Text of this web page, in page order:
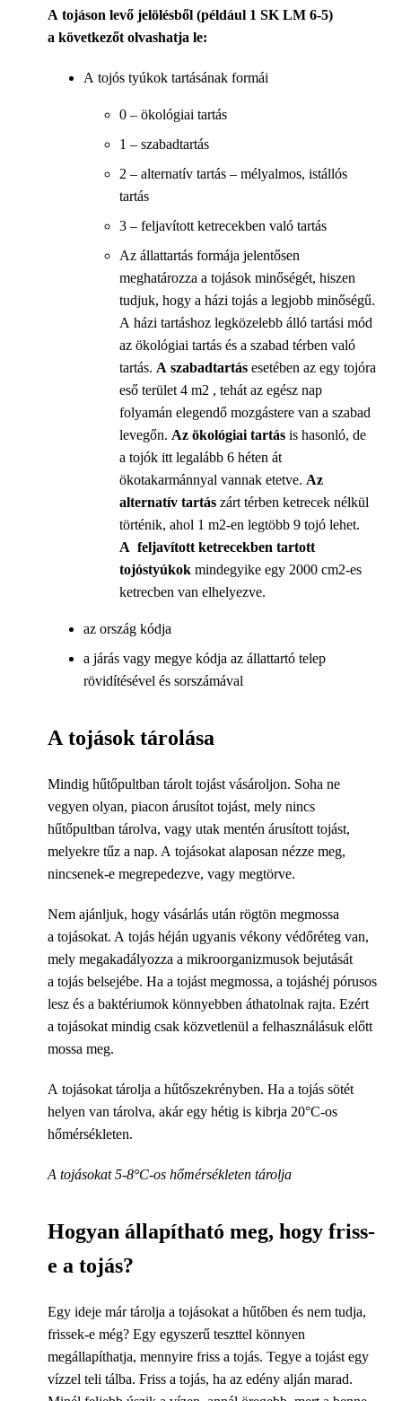
A tojáson levő jelölésből (például 1 SK LM 6-5)
a következőt olvashatja le:
A tojós tyúkok tartásának formái
0 – ökológiai tartás
1 – szabadtartás
2 – alternatív tartás – mélyalmos, istállós
tartás
3 – feljavított ketrecekben való tartás
Az állattartás formája jelentősen
meghatározza a tojások minőségét, hiszen
tudjuk, hogy a házi tojás a legjobb minőségű.
A házi tartáshoz legközelebb álló tartási mód
az ökológiai tartás és a szabad térben való
tartás. A szabadtartás esetében az egy tojóra
eső terület 4 m2 , tehát az egész nap
folyamán elegendő mozgástere van a szabad
levegőn. Az ökológiai tartás is hasonló, de
a tojók itt legalább 6 héten át
ökotakarmánnyal vannak etetve. Az
alternatív tartás zárt térben ketrecek nélkül
történik, ahol 1 m2-en legtöbb 9 tojó lehet.
A feljavított ketrecekben tartott
tojóstyúkok mindegyike egy 2000 cm2-es
ketrecben van elhelyezve.
az ország kódja
a járás vagy megye kódja az állattartó telep
rövidítésével és sorszámával
A tojások tárolása
Mindig hűtőpultban tárolt tojást vásároljon. Soha ne
vegyen olyan, piacon árusítot tojást, mely nincs
hűtőpultban tárolva, vagy utak mentén árusított tojást,
melyekre tűz a nap. A tojásokat alaposan nézze meg,
nincsenek-e megrepedezve, vagy megtörve.
Nem ajánljuk, hogy vásárlás után rögtön megmossa
a tojásokat. A tojás héján ugyanis vékony védőréteg van,
mely megakadályozza a mikroorganizmusok bejutását
a tojás belsejébe. Ha a tojást megmossa, a tojáshéj pórusos
lesz és a baktériumok könnyebben áthatolnak rajta. Ezért
a tojásokat mindig csak közvetlenül a felhasználásuk előtt
mossa meg.
A tojásokat tárolja a hűtőszekrényben. Ha a tojás sötét
helyen van tárolva, akár egy hétig is kibrja 20°C-os
hőmérsékleten.
A tojásokat 5-8°C-os hőmérsékleten tárolja
Hogyan állapítható meg, hogy friss-
e a tojás?
Egy ideje már tárolja a tojásokat a hűtőben és nem tudja,
frissek-e még? Egy egyszerű teszttel könnyen
megállapíthatja, mennyire friss a tojás. Tegye a tojást egy
vízzel teli tálba. Friss a tojás, ha az edény alján marad.